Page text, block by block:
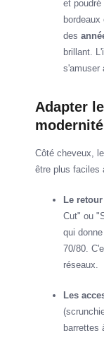
et poudré
des
brillant.
s'amuser
Adapter
modernité
Côté cheveux,
être plus faciles
Le
Cut" ou
qui
70/80.
réseaux.
Les
barrettes